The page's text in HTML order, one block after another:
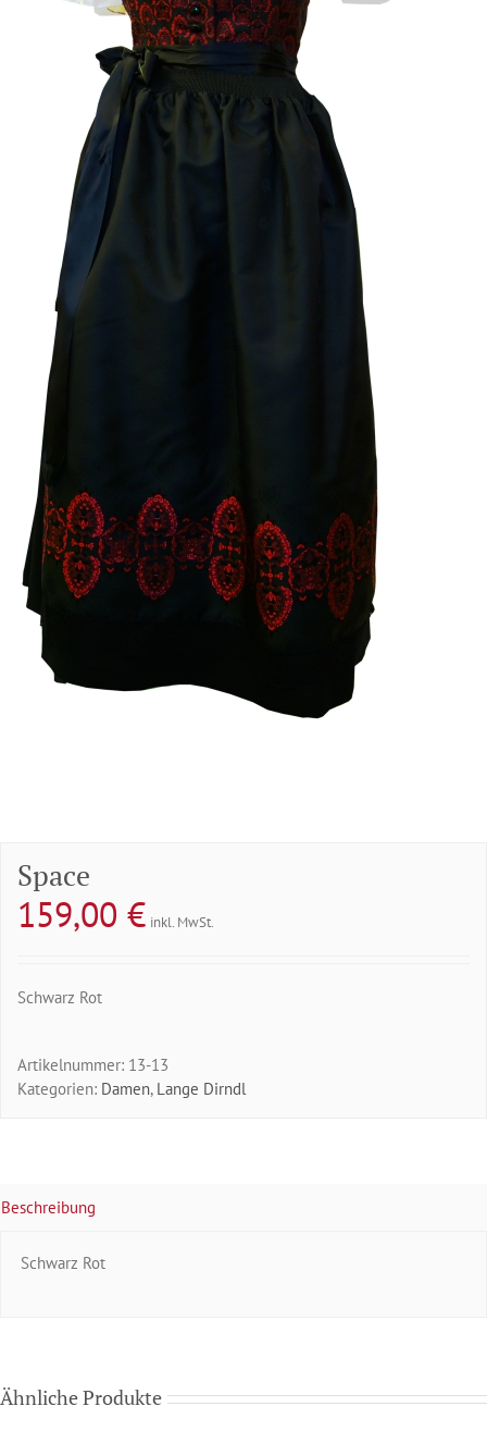
Space
159,00 € inkl. MwSt.
Schwarz Rot
Artikelnummer: 13-13
Kategorien: Damen, Lange Dirndl
Beschreibung
Schwarz Rot
Ähnliche Produkte